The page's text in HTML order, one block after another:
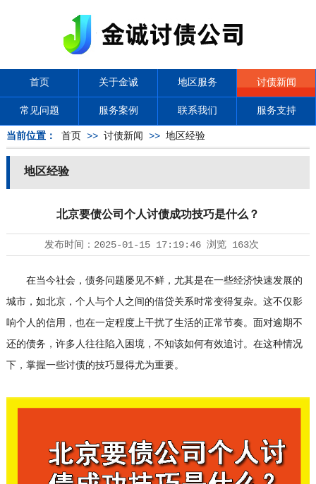
首页 关于金诚 地区服务 讨债新闻
常见问题 服务案例 联系我们 服务支持
当前位置： 首页 >> 讨债新闻 >> 地区经验
地区经验
北京要债公司个人讨债成功技巧是什么？
发布时间： 2025-01-15 17:19:46浏览 163次
在当今社会，债务问题屡见不鲜，尤其是在一些经济快速发展的
城市，如北京，个人与个人之间的借贷关系时常变得复杂。这不仅影
响个人的信用，也在一定程度上干扰了生活的正常节奏。面对逾期不
还的债务，许多人往往陷入困境，不知该如何有效追讨。在这种情况
下，掌握一些讨债的技巧显得尤为重要。